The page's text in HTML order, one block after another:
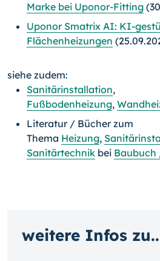
Marke bei Uponor-Fitting
Uponor Smatrix AI: KI-
Flächenheizungen
siehe zudem:
Sanitärinstallation,
Fußbodenheizung,
Literatur / Bücher zum
Thema Heizung,
Sanitärtechnik bei Baubuch
weitere Infos